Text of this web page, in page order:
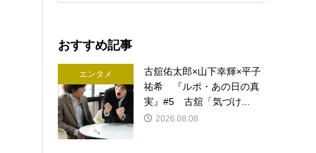
おすすめ記事
エンタメ
古舘佑太郎×山下幸輝×平子
祐希 『ルポ・あの日の真
実』#5 古舘「気づけ...
2026.08.08